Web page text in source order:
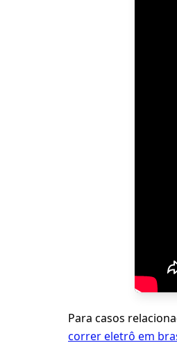
Para casos
correr eletrô em